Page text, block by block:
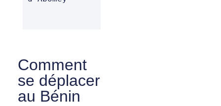
Comment
se déplacer
au Bénin